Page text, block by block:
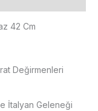
42 Cm
Değirmenleri
İtalyan Geleneği